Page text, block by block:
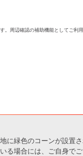
周辺確認の補助機能としてご利用
に緑色のコーンが設置さ
る場合には、ご自身でご